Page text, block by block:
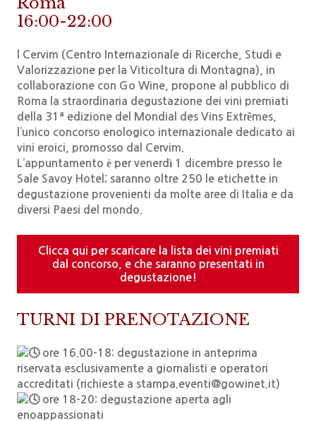
16:00-22:00
l Cervim (Centro Internazionale di Ricerche, Studi e
Valorizzazione per la Viticoltura di Montagna), in
collaborazione con Go Wine, propone al pubblico di
Roma la straordinaria degustazione dei vini premiati
della 31ª edizione del Mondial des Vins Extrêmes,
l’unico concorso enologico internazionale dedicato ai
vini eroici, promosso dal Cervim.
L’appuntamento è per venerdì 1 dicembre presso le
Sale Savoy Hotel; saranno oltre 250 le etichette in
degustazione provenienti da molte aree di Italia e da
diversi Paesi del mondo.
Clicca qui per scaricare la lista dei vini premiati
dal concorso, e che saranno presentati in
degustazione!
TURNI DI PRENOTAZIONE
ore 16.00-18: degustazione in anteprima
riservata esclusivamente a giornalisti e operatori
accreditati (richieste a stampa.eventi@gowinet.it)
ore 18-20: degustazione aperta agli
enoappassionati